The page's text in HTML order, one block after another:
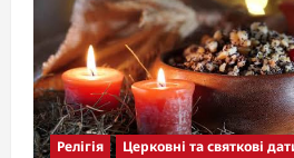
Релігія Церковні та святкові